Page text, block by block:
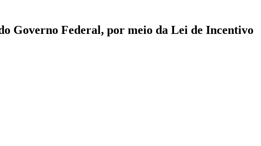
Governo Federal, por meio da Lei de Incentivo